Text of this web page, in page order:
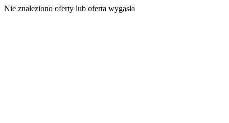
Nie znaleziono oferty lub oferta wygasła